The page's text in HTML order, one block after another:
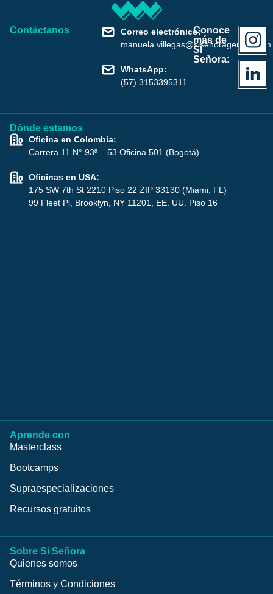
Contáctanos
Correo electrónico:
manuela.villegas@sisenoragencia.com
WhatsApp:
(57) 3153395311
Conoce
más de
Sí
Señora:
Dónde estamos
Oficina en Colombia:
Carrera 11 N° 93ª – 53 Oficina 501 (Bogotá)
Oficinas en USA:
175 SW 7th St 2210 Piso 22 ZIP 33130 (Miami, FL)
99 Fleet Pl, Brooklyn, NY 11201, EE. UU. Piso 16
Aprende con
Masterclass
Bootcamps
Supraespecializaciones
Recursos gratuitos
Sobre Sí Señora
Quienes somos
Términos y Condiciones